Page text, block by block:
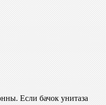
Если бачок унитаза